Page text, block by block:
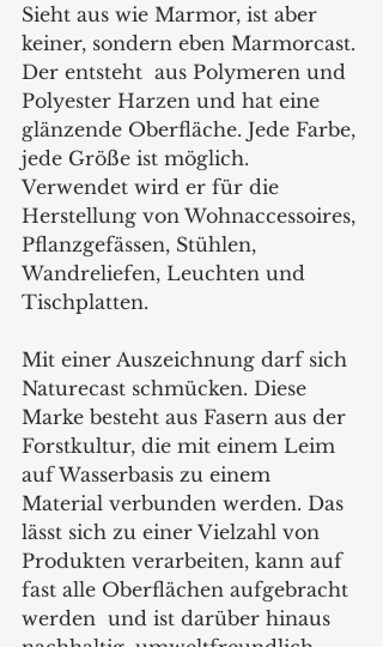
Sieht aus wie Marmor, ist aber
keiner, sondern eben Marmorcast.
Der entsteht  aus Polymeren und
Polyester Harzen und hat eine
glänzende Oberfläche. Jede Farbe,
jede Größe ist möglich.
Verwendet wird er für die
Herstellung von Wohnaccessoires,
Pflanzgefässen, Stühlen,
Wandreliefen, Leuchten und
Tischplatten.
Mit einer Auszeichnung darf sich
Naturecast schmücken. Diese
Marke besteht aus Fasern aus der
Forstkultur, die mit einem Leim
auf Wasserbasis zu einem
Material verbunden werden. Das
lässt sich zu einer Vielzahl von
Produkten verarbeiten, kann auf
fast alle Oberflächen aufgebracht
werden  und ist darüber hinaus